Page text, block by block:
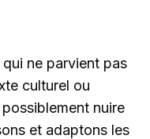
ne parvient pas
culturel ou
possiblement nuire
et adaptons les